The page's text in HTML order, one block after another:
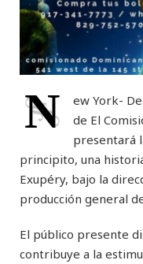
N
ew York-
de El
presentará
principito, una
Exupéry, bajo la
producción general
El público presente
contribuye a la